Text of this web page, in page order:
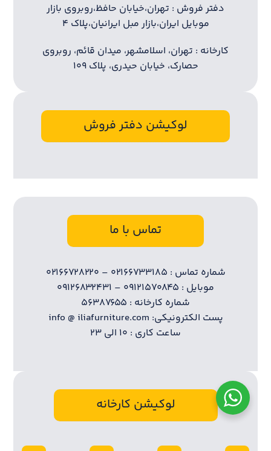
دفتر فروش : تهران،خیابان حافظ،روبروی بازار
موبایل ایران،بازار مبل ایرانیان،پلاک ۴
کارخانه : تهران، اسلامشهر، میدان قائم، روبروی
حصارک، خیابان حیدری، پلاک ۱۰۹
لوکیشن دفتر فروش
تماس با ما
شماره تماس : ۰۲۱۶۶۷۳۳۱۸۵ – ۰۲۱۶۶۷۲۸۲۲۰
موبایل : ۰۹۱۲۱۵۷۰۸۴۵ – ۰۹۱۲۶۸۳۲۴۳۱
شماره کارخانه : ۵۶۳۸۷۶۵۵
پست الکترونیکی: info @ iliafurniture.com
ساعت کاری : ۱۰ الی ۲۳
لوکیشن کارخانه